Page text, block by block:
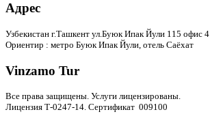
Адрес
Узбекистан г.Ташкент ул.Буюк Ипак Йули 115 офис 4
Ориентир : метро Буюк Ипак Йули, отель Саёхат
Vinzamo Tur
Все права защищены. Услуги лицензированы.
Лицензия Т-0247-14. Сертификат 009100